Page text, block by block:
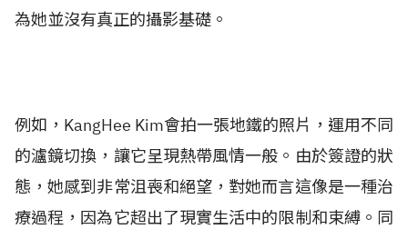
為她並沒有真正的攝影基礎。
例如，KangHee Kim會拍一張地鐵的照片，運用不同
的瀘鏡切換，讓它呈現熱帶風情一般。由於簽證的狀
態，她感到非常沮喪和絕望，對她而言這像是一種治
療過程，因為它超出了現實生活中的限制和束縛。同